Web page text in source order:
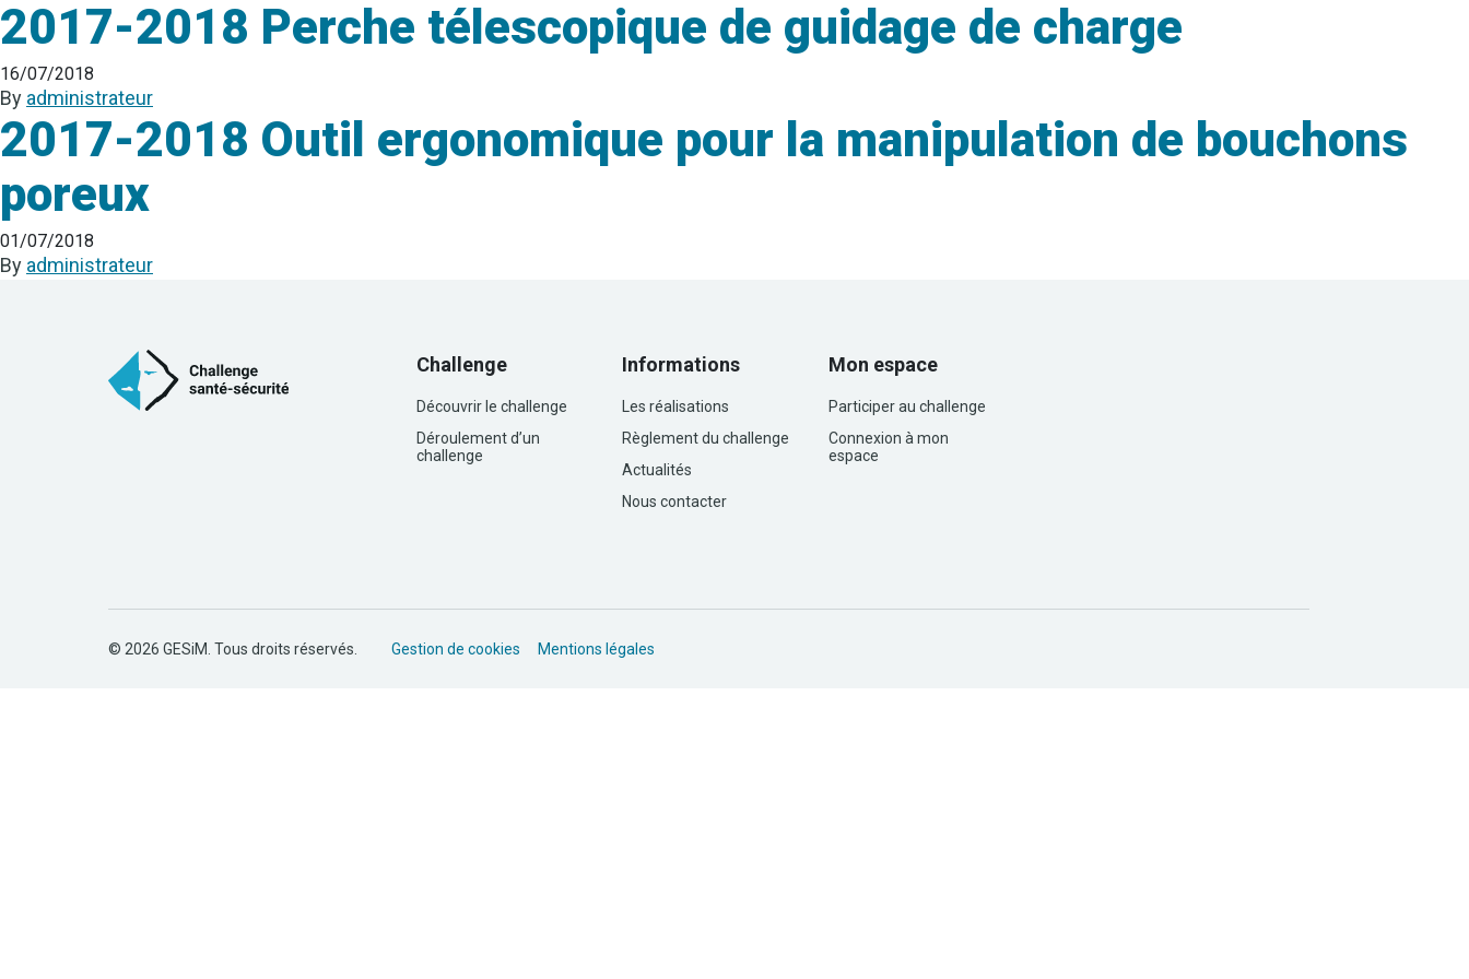
2017-2018 Perche télescopique de guidage de charge
16/07/2018
By administrateur
2017-2018 Outil ergonomique pour la manipulation de bouchons
poreux
01/07/2018
By administrateur
Challenge
Découvrir le challenge
Déroulement d’un
challenge
Informations
Les réalisations
Règlement du challenge
Actualités
Nous contacter
Mon espace
Participer au challenge
Connexion à mon
espace
© 2026 GESiM. Tous droits réservés. Gestion de cookies Mentions légales